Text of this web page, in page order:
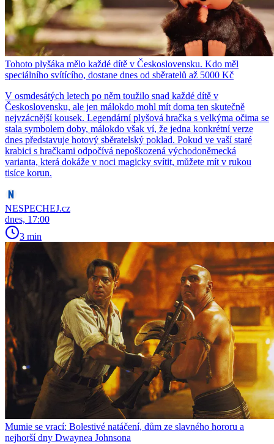
Tohoto plyšáka mělo každé dítě v Československu. Kdo měl
speciálního svítícího, dostane dnes od sběratelů až 5000 Kč
V osmdesátých letech po něm toužilo snad každé dítě v
Československu, ale jen málokdo mohl mít doma ten skutečně
nejvzácnější kousek. Legendární plyšová hračka s velkýma očima se
stala symbolem doby, málokdo však ví, že jedna konkrétní verze
dnes představuje hotový sběratelský poklad. Pokud ve vaší staré
krabici s hračkami odpočívá nepoškozená východoněmecká
varianta, která dokáže v noci magicky svítit, můžete mít v rukou
tisíce korun.
NESPECHEJ.cz
dnes, 17:00
3 min
Mumie se vrací: Bolestivé natáčení, dům ze slavného hororu a
nejhorší dny Dwaynea Johnsona